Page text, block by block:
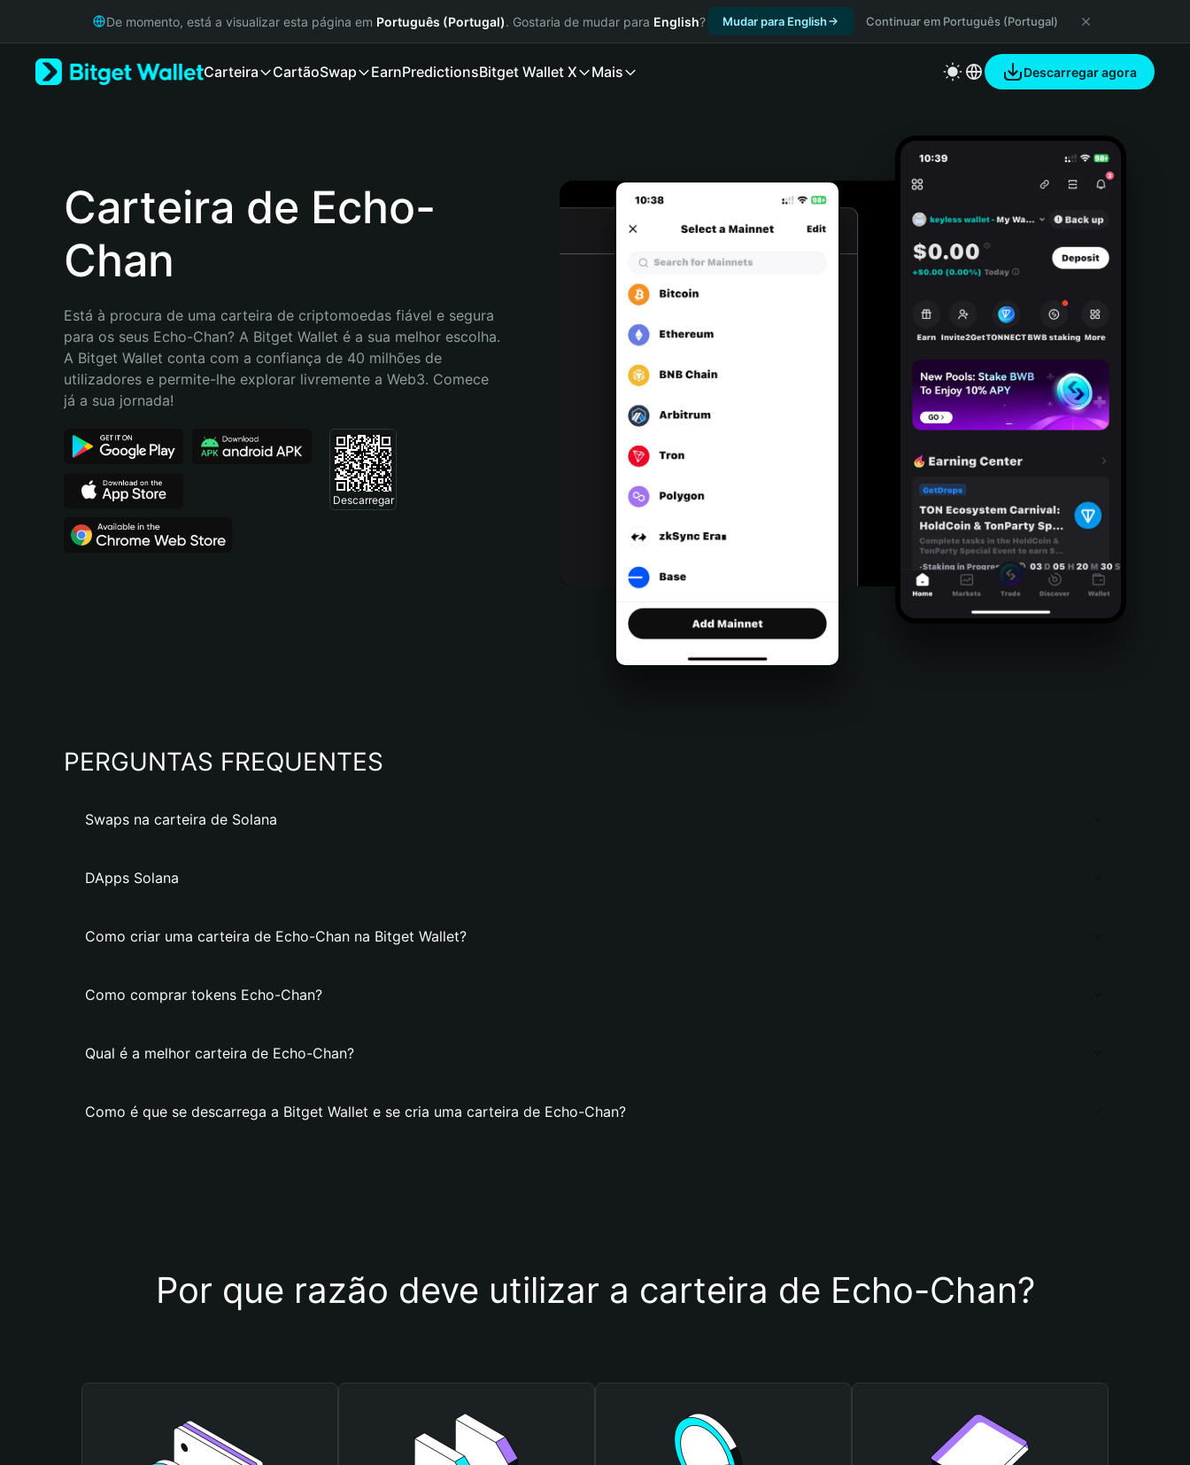
Русский
Português (Portugal)
Bahasa Indonesia
Português (Brasil)
Español (Argentina)
De momento, está a visualizar esta página em Português (Portugal). Gostaria de mudar para English? Mudar para English Continuar em Português (Portugal)
Carteira CartãoSwap EarnPredictionsBitget Wallet X Mais Descarregar agora
Carteira de Echo-
Chan
Está à procura de uma carteira de criptomoedas fiável e segura
para os seus Echo-Chan? A Bitget Wallet é a sua melhor escolha.
A Bitget Wallet conta com a confiança de 40 milhões de
utilizadores e permite-lhe explorar livremente a Web3. Comece
já a sua jornada!
Descarregar
PERGUNTAS FREQUENTES
Swaps na carteira de Solana
DApps Solana
Como criar uma carteira de Echo-Chan na Bitget Wallet?
Como comprar tokens Echo-Chan?
Qual é a melhor carteira de Echo-Chan?
Como é que se descarrega a Bitget Wallet e se cria uma carteira de Echo-Chan?
Por que razão deve utilizar a carteira de Echo-Chan?